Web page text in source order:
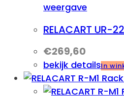
weergave
RELACART
€269,60
bekijk detailsIn